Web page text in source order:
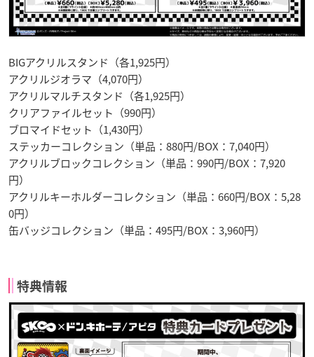
BIGアクリルスタンド（各1,925円）
アクリルジオラマ（4,070円）
アクリルマルチスタンド（各1,925円）
クリアファイルセット（990円）
ブロマイドセット（1,430円）
ステッカーコレクション（単品：880円/BOX：7,040円）
アクリルブロックコレクション（単品：990円/BOX：7,920
円）
アクリルキーホルダーコレクション（単品：660円/BOX：5,28
0円）
缶バッジコレクション（単品：495円/BOX：3,960円）
特典情報